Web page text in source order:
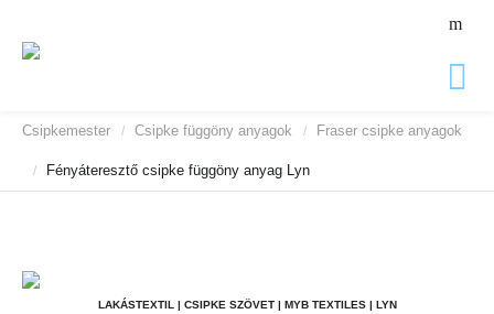
Csipkemester / Csipke függöny anyagok / Fraser csipke anyagok
/ Fényáteresztő csipke függöny anyag Lyn
LAKÁSTEXTIL | CSIPKE SZÖVET | MYB TEXTILES | LYN